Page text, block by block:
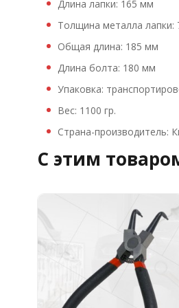
Длина лапки: 165 мм
Толщина металла лапки:
Общая длина: 185 мм
Длина болта: 180 мм
Упаковка:
Вес: 1100 гр.
Страна-производитель:
C этим